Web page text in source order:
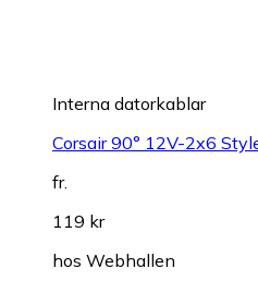
Interna datorkablar
Corsair 90° 12V-2x6
fr.
119 kr
hos Webhallen